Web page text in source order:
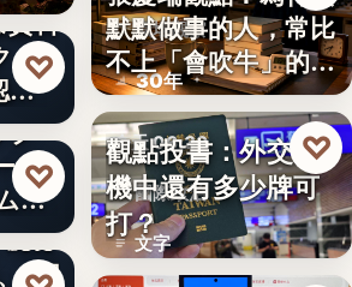
資料
を
♡
ク
ズ
…
♡
2周
職場觀察
30年
默默做事的人，常比
不上「會吹牛」的人
？
今天 06:30
國際政治
文字
觀點投書：外交危
機中還有多少牌可
打？
♡